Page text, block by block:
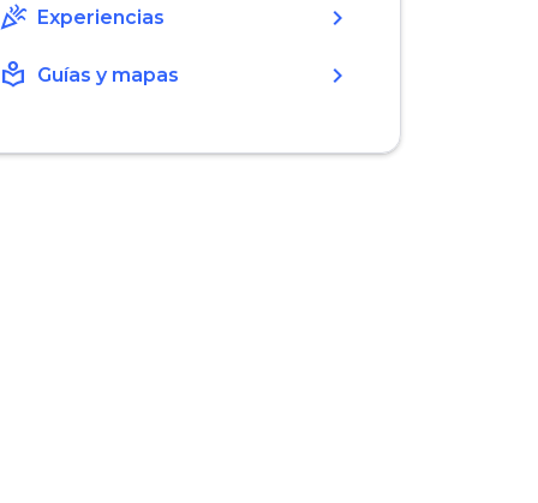
celebration Experiencias chevron_right
local_library Guías y mapas chevron_right